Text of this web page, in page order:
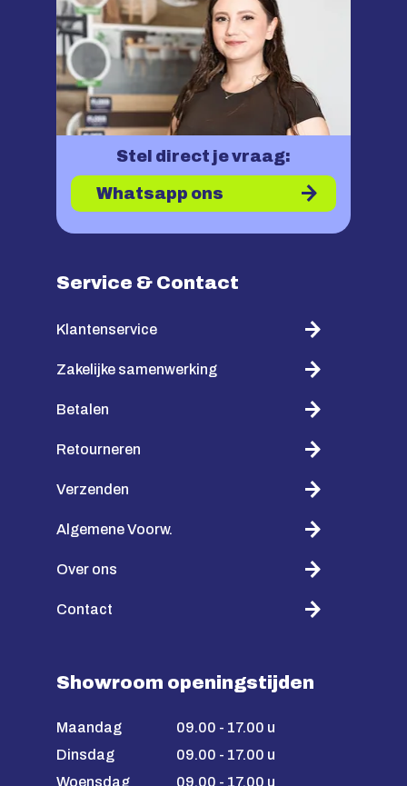
Stel direct je vraag:
Whatsapp ons
Service & Contact
Klantenservice
Zakelijke samenwerking
Betalen
Retourneren
Verzenden
Algemene Voorw.
Over ons
Contact
Showroom openingstijden
Maandag
09.00 - 17.00 u
Dinsdag
09.00 - 17.00 u
Woensdag
09.00 - 17.00 u